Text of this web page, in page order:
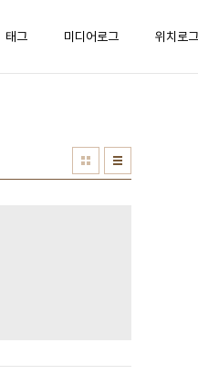
태그 미디어로그 위치로그